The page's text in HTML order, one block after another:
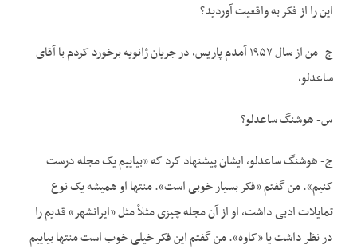
این را از فکر به واقعیت آوردید؟
ج- من از سال ۱۹۵۷ آمدم پاریس، در جریان ژانویه برخورد کردم با آقای
ساعدلو،
س- هوشنگ ساعدلو؟
ج- هوشنگ ساعدلو، ایشان پیشنهاد کرد که «بیاییم یک مجله درست
کنیم». من گفتم «فکر بسیار خوبی است». منتها او همیشه یک نوع
تمایلات ادبی داشت، او از آن مجله چیزی مثلاً مثل «ایرانشهر» قدیم را
در نظر داشت یا «کاوه». من گفتم این فکر خیلی خوب است منتها بیاییم